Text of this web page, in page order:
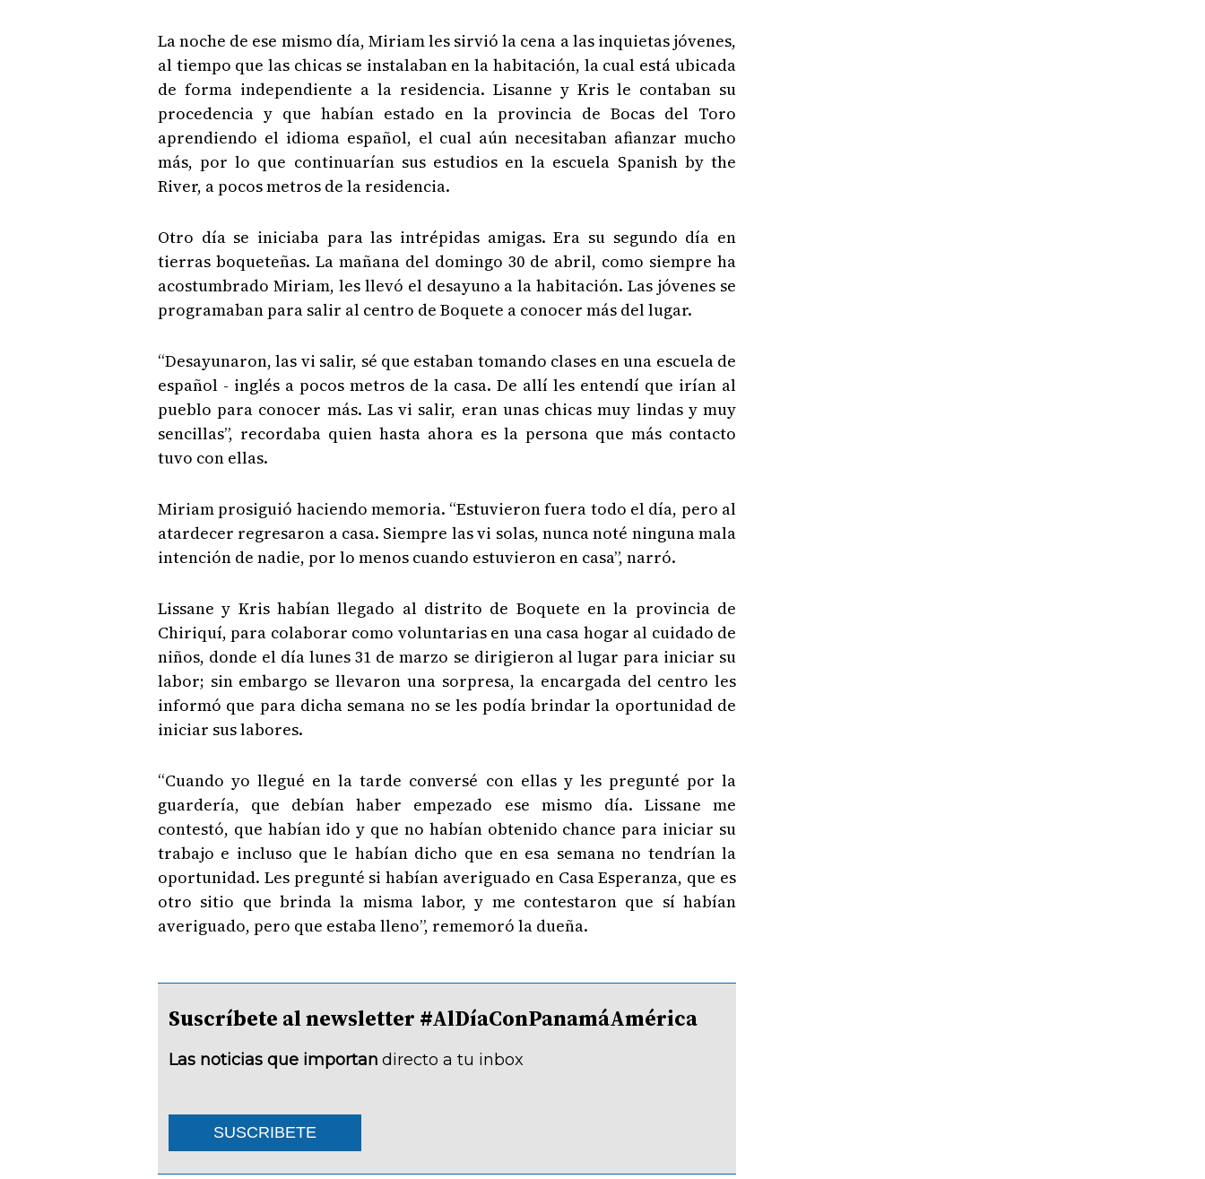
La noche de ese mismo día, Miriam les sirvió la cena a las inquietas jóvenes,
al tiempo que las chicas se instalaban en la habitación, la cual está ubicada
de forma independiente a la residencia. Lisanne y Kris le contaban su
procedencia y que habían estado en la provincia de Bocas del Toro
aprendiendo el idioma español, el cual aún necesitaban afianzar mucho
más, por lo que continuarían sus estudios en la escuela Spanish by the
River, a pocos metros de la residencia.
Otro día se iniciaba para las intrépidas amigas. Era su segundo día en
tierras boqueteñas. La mañana del domingo 30 de abril, como siempre ha
acostumbrado Miriam, les llevó el desayuno a la habitación. Las jóvenes se
programaban para salir al centro de Boquete a conocer más del lugar.
“Desayunaron, las vi salir, sé que estaban tomando clases en una escuela de
español - inglés a pocos metros de la casa. De allí les entendí que irían al
pueblo para conocer más. Las vi salir, eran unas chicas muy lindas y muy
sencillas”, recordaba quien hasta ahora es la persona que más contacto
tuvo con ellas.
Miriam prosiguió haciendo memoria. “Estuvieron fuera todo el día, pero al
atardecer regresaron a casa. Siempre las vi solas, nunca noté ninguna mala
intención de nadie, por lo menos cuando estuvieron en casa”, narró.
Lissane y Kris habían llegado al distrito de Boquete en la provincia de
Chiriquí, para colaborar como voluntarias en una casa hogar al cuidado de
niños, donde el día lunes 31 de marzo se dirigieron al lugar para iniciar su
labor; sin embargo se llevaron una sorpresa, la encargada del centro les
informó que para dicha semana no se les podía brindar la oportunidad de
iniciar sus labores.
“Cuando yo llegué en la tarde conversé con ellas y les pregunté por la
guardería, que debían haber empezado ese mismo día. Lissane me
contestó, que habían ido y que no habían obtenido chance para iniciar su
trabajo e incluso que le habían dicho que en esa semana no tendrían la
oportunidad. Les pregunté si habían averiguado en Casa Esperanza, que es
otro sitio que brinda la misma labor, y me contestaron que sí habían
averiguado, pero que estaba lleno”, rememoró la dueña.
Suscríbete al newsletter #AlDíaConPanamáAmérica
Las noticias que importan directo a tu inbox
SUSCRIBETE